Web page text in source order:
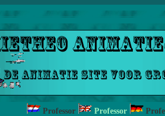
Professor Professor